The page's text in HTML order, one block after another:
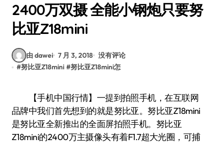
2400万双摄 全能小钢炮只要努
比亚Z18mini
由 dawei 7 月 3, 2018 没有评论
#努比亚Z18mini #努比亚Z18mini怎
【手机中国行情】一提到拍照手机，在互联网
品牌中我们首先想到的就是努比亚。努比亚Z18mini
是努比亚全新推出的全面屏拍照手机。努比亚
Z18mini的2400万主摄像头有着F1.7超大光圈，可捕